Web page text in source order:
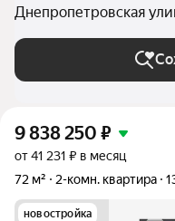
Днепропетровская
9 838 250 ₽
от 41 231 ₽ в месяц
72 м²
2-комн. квартира
новостройка